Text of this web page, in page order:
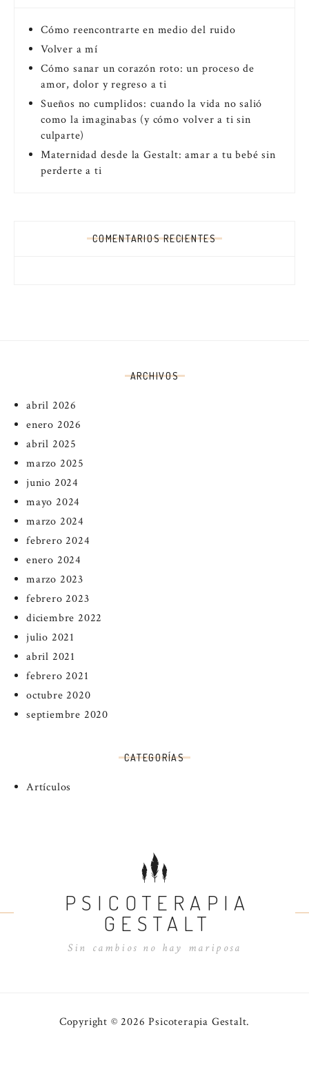
Cómo reencontrarte en medio del ruido
Volver a mí
Cómo sanar un corazón roto: un proceso de
amor, dolor y regreso a ti
Sueños no cumplidos: cuando la vida no salió
como la imaginabas (y cómo volver a ti sin
culparte)
Maternidad desde la Gestalt: amar a tu bebé sin
perderte a ti
COMENTARIOS RECIENTES
ARCHIVOS
abril 2026
enero 2026
abril 2025
marzo 2025
junio 2024
mayo 2024
marzo 2024
febrero 2024
enero 2024
marzo 2023
febrero 2023
diciembre 2022
julio 2021
abril 2021
febrero 2021
octubre 2020
septiembre 2020
CATEGORÍAS
Artículos
PSICOTERAPIA
GESTALT
Sin cambios no hay mariposa
Copyright © 2026 Psicoterapia Gestalt.